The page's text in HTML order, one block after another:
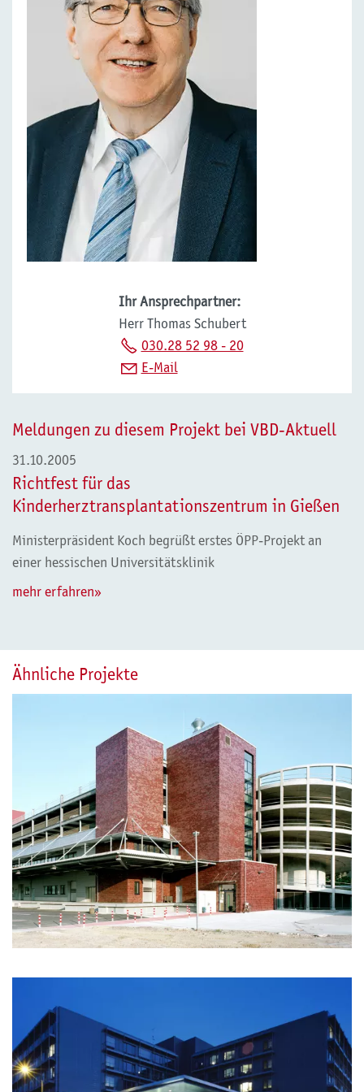
Ihr Ansprechpartner:
Herr Thomas Schubert
030.28 52 98 - 20
E-Mail
Meldungen zu diesem Projekt bei VBD-Aktuell
31.10.2005
Richtfest für das
Kinderherztransplantationszentrum in Gießen
Ministerpräsident Koch begrüßt erstes ÖPP-Projekt an
einer hessischen Universitätsklinik
mehr erfahren»
Ähnliche Projekte
Parkhaus für das Klinikum Dortmund
mehr erfahren»